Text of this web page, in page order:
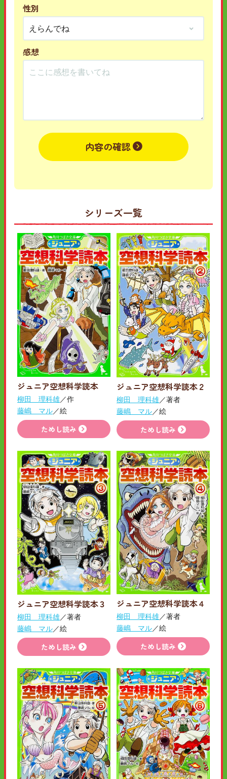
性別
感想
内容の確認
シリーズ一覧
ジュニア空想科学読本
柳田 理科雄／作
藤嶋 マル／絵
ためし読み
ジュニア空想科学読本２
柳田 理科雄／著者
藤嶋 マル／絵
ためし読み
ジュニア空想科学読本３
柳田 理科雄／著者
藤嶋 マル／絵
ためし読み
ジュニア空想科学読本４
柳田 理科雄／著者
藤嶋 マル／絵
ためし読み